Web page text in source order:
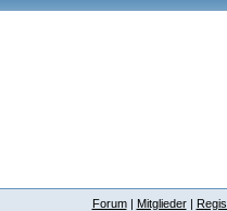
Forum| Mitglieder|